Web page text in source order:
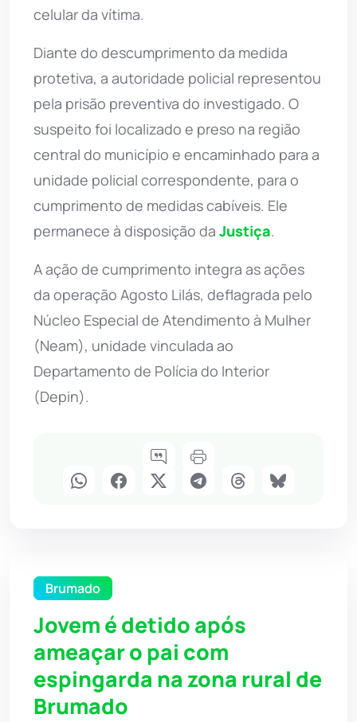
celular da vítima.
Diante do descumprimento da medida
protetiva, a autoridade policial representou
pela prisão preventiva do investigado. O
suspeito foi localizado e preso na região
central do município e encaminhado para a
unidade policial correspondente, para o
cumprimento de medidas cabíveis. Ele
permanece à disposição da Justiça.
A ação de cumprimento integra as ações
da operação Agosto Lilás, deflagrada pelo
Núcleo Especial de Atendimento à Mulher
(Neam), unidade vinculada ao
Departamento de Polícia do Interior
(Depin).
Brumado
Jovem é detido após
ameaçar o pai com
espingarda na zona rural de
Brumado